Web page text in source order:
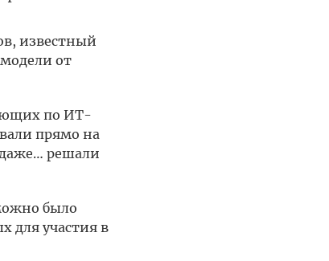
известный
от
по ИТ-
прямо на
даже… решали
было
для участия в